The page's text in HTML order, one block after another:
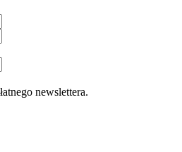
newslettera.